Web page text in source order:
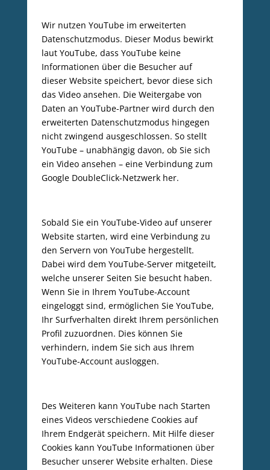
Wir nutzen YouTube im erweiterten
Datenschutzmodus. Dieser Modus bewirkt
laut YouTube, dass YouTube keine
Informationen über die Besucher auf
dieser Website speichert, bevor diese sich
das Video ansehen. Die Weitergabe von
Daten an YouTube-Partner wird durch den
erweiterten Datenschutzmodus hingegen
nicht zwingend ausgeschlossen. So stellt
YouTube – unabhängig davon, ob Sie sich
ein Video ansehen – eine Verbindung zum
Google DoubleClick-Netzwerk her.
Sobald Sie ein YouTube-Video auf unserer
Website starten, wird eine Verbindung zu
den Servern von YouTube hergestellt.
Dabei wird dem YouTube-Server mitgeteilt,
welche unserer Seiten Sie besucht haben.
Wenn Sie in Ihrem YouTube-Account
eingeloggt sind, ermöglichen Sie YouTube,
Ihr Surfverhalten direkt Ihrem persönlichen
Profil zuzuordnen. Dies können Sie
verhindern, indem Sie sich aus Ihrem
YouTube-Account ausloggen.
Des Weiteren kann YouTube nach Starten
eines Videos verschiedene Cookies auf
Ihrem Endgerät speichern. Mit Hilfe dieser
Cookies kann YouTube Informationen über
Besucher unserer Website erhalten. Diese